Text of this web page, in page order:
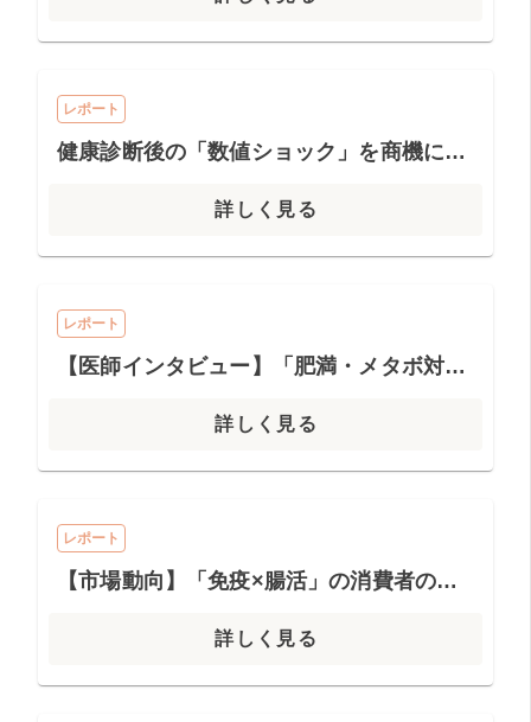
レポート
健康診断後の「数値ショック」を商機に変える！【血糖値対策市場】における医師の視点
詳しく見る
レポート
【医師インタビュー】「肥満・メタボ対策」の市場動向と求められる商品像
詳しく見る
レポート
【市場動向】「免疫×腸活」の消費者の最新トレンド ー拡大する市場に対する効果的な対策とは？ー
詳しく見る